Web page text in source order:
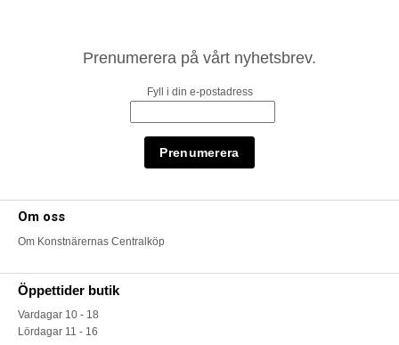
Prenumerera på vårt nyhetsbrev.
Fyll i din e-postadress
Om oss
Om Konstnärernas Centralköp
Öppettider butik
Vardagar 10 - 18
Lördagar 11 - 16